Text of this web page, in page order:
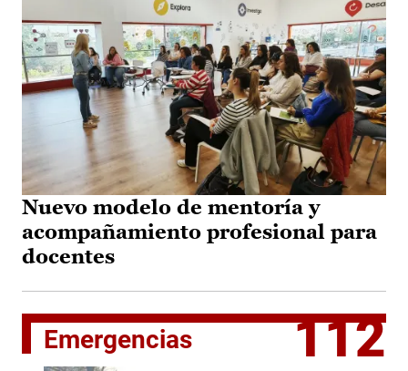
Nuevo modelo de mentoría y
acompañamiento profesional para
docentes
Emergencias 112